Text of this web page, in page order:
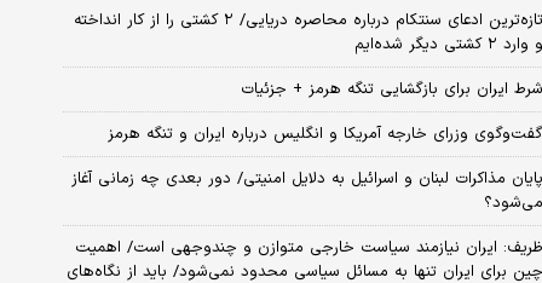
تازه‌ترین ادعای سنتکام درباره محاصره دریایی/ ۲ کشتی را از کار انداخته
و وارد ۲ کشتی دیگر شده‌ایم
شرط ایران برای بازگشایی تنگه هرمز + جزئیات
گفت‌وگوی وزرای خارجه آمریکا و انگلیس درباره ایران و تنگه هرمز
پایان مذاکرات لبنان و اسرائیل به دلایل امنیتی/ دور بعدی چه زمانی آغاز
می‌شود؟
ظریف: ایران نیازمند سیاست خارجی متوازن و چندوجهی است/ اهمیت
چین برای ایران تنها به مسائل سیاسی محدود نمی‌شود/ باید از نگاه‌های